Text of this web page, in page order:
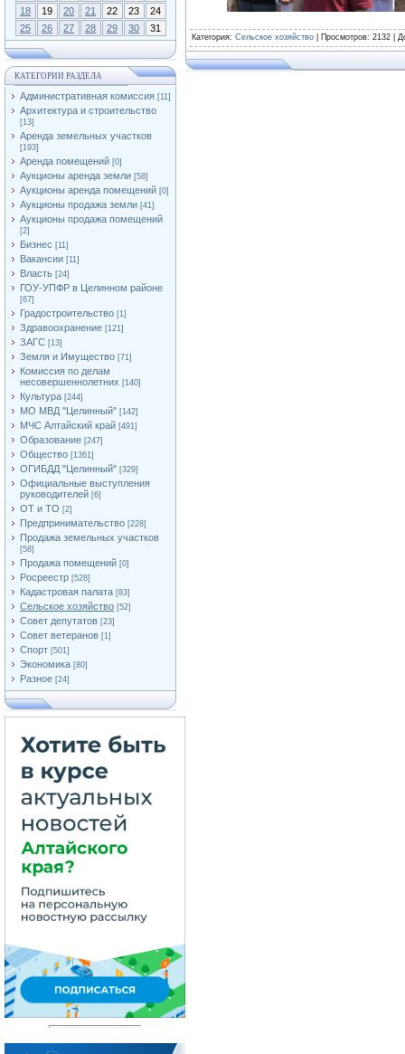
18
19 20 21 22 23
24
25
26 27 28 29 30 31
КАТЕГОРИИ РАЗДЕЛА
Административная комиссия [11]
Архитектура и строительство
[13]
Аренда земельных участков
[193]
Аренда помещений [0]
Аукционы аренда земли [58]
Аукционы аренда помещений [0]
Аукционы продажа земли [41]
Аукционы продажа помещений
[2]
Бизнес [11]
Вакансии [11]
Власть [24]
ГОУ-УПФР в Целинном районе
[67]
Градостроительство [1]
Здравоохранение [121]
ЗАГС [13]
Земля и Имущество [71]
Комиссия по делам
несовершеннолетних [140]
Культура [244]
МО МВД "Целинный" [142]
МЧС Алтайский край [491]
Образование [247]
Общество [1361]
ОГИБДД "Целинный" [329]
Официальные выступления
руководителей [6]
ОТ и ТО [2]
Предпринимательство [228]
Продажа земельных участков
[58]
Продажа помещений [0]
Росреестр [528]
Кадастровая палата [83]
Сельское хозяйство [52]
Совет депутатов [23]
Совет ветеранов [1]
Спорт [501]
Экономика [80]
Разное [24]
Категория: Сельское хозяйство Просмотров: 2132 |